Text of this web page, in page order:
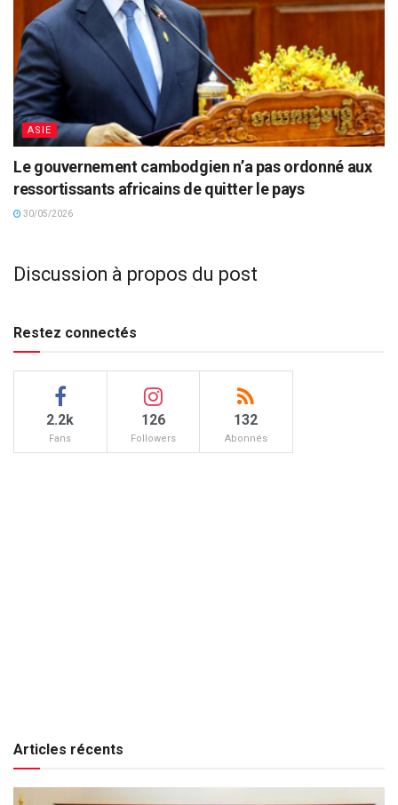
ASIE
Le gouvernement cambodgien n’a pas ordonné aux
ressortissants africains de quitter le pays
30/05/2026
Discussion à propos du post
Restez connectés
2.2k
Fans
126
Followers
132
Abonnés
Articles récents